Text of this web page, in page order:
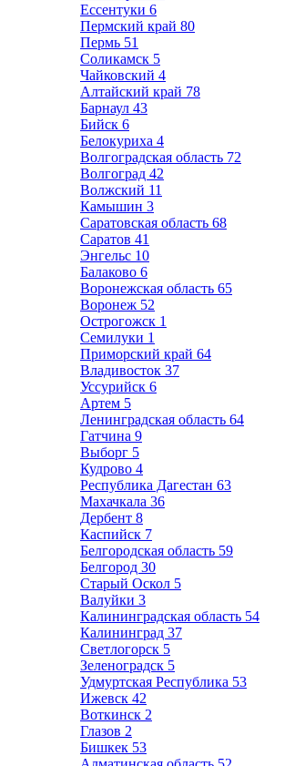
Ессентуки 6
Пермский край 80
Пермь 51
Соликамск 5
Чайковский 4
Алтайский край 78
Барнаул 43
Бийск 6
Белокуриха 4
Волгоградская область 72
Волгоград 42
Волжский 11
Камышин 3
Саратовская область 68
Саратов 41
Энгельс 10
Балаково 6
Воронежская область 65
Воронеж 52
Острогожск 1
Семилуки 1
Приморский край 64
Владивосток 37
Уссурийск 6
Артем 5
Ленинградская область 64
Гатчина 9
Выборг 5
Кудрово 4
Республика Дагестан 63
Махачкала 36
Дербент 8
Каспийск 7
Белгородская область 59
Белгород 30
Старый Оскол 5
Валуйки 3
Калининградская область 54
Калининград 37
Светлогорск 5
Зеленоградск 5
Удмуртская Республика 53
Ижевск 42
Воткинск 2
Глазов 2
Бишкек 53